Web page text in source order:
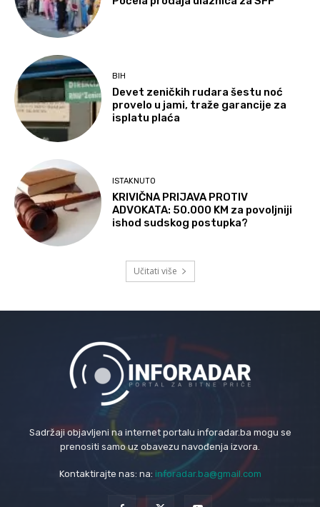
BIH
Devet zeničkih rudara šestu noć
provelo u jami, traže garancije za
isplatu plaća
ISTAKNUTO
KRIVIČNA PRIJAVA PROTIV
ADVOKATA: 50.000 KM za povoljniji
ishod sudskog postupka?
Učitati više
Sadržaji objavljeni na internet portalu inforadar.ba mogu se
prenositi samo uz obavezu navođenja izvora.
Kontaktirajte nas: na: inforadar.ba@gmail.com